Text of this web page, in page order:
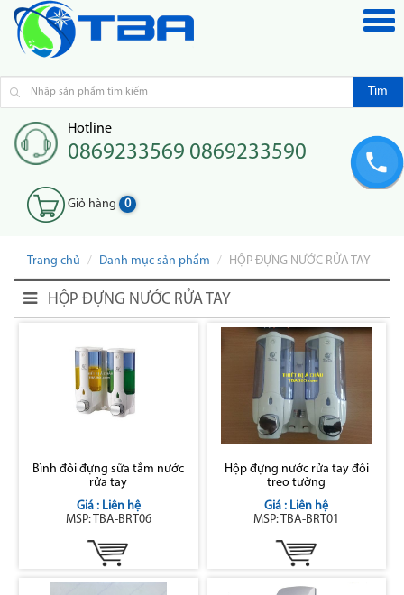
Tìm
Hotline
0869233569 0869233590
Giỏ hàng 0
Trang chủ Danh mục sản phẩm HỘP ĐỰNG NƯỚC RỬA TAY
HỘP ĐỰNG NƯỚC RỬA TAY
Bình đôi đựng sữa tắm nước
rửa tay
Giá : Liên hệ
MSP: TBA-BRT06
Hộp đựng nước rửa tay đôi
treo tường
Giá : Liên hệ
MSP: TBA-BRT01